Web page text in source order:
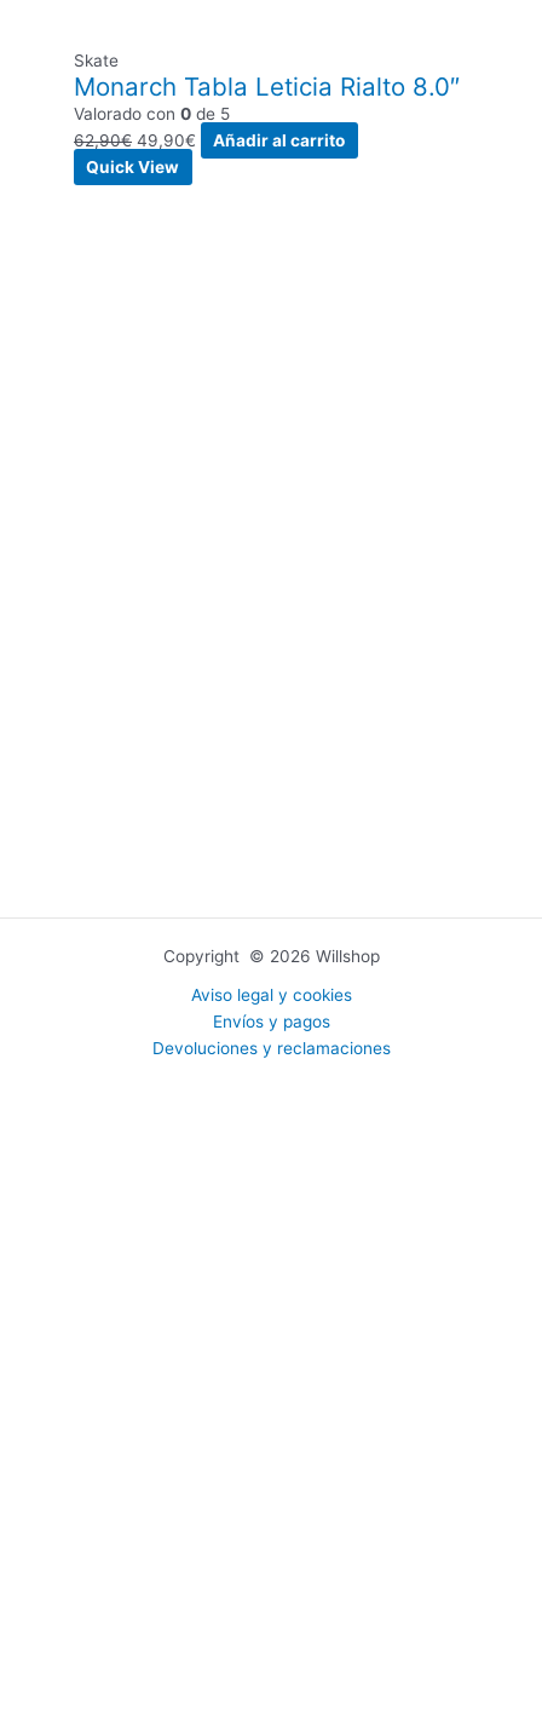
Skate
Monarch Tabla Leticia Rialto 8.0″
Valorado con0 de 5
62,90€ 49,90€
Añadir al carrito
Quick View
Copyright © 2026 Willshop
Aviso legal y cookies
Envíos y pagos
Devoluciones y reclamaciones